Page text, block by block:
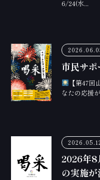
6/24(水...
市民サ
【第47回
なたの応援
2026年8
の実施が